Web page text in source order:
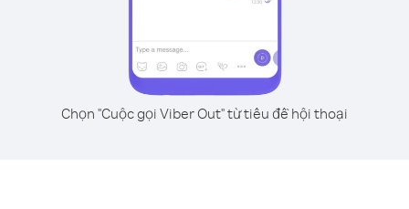
Chọn "Cuộc gọi Viber Out" từ tiêu đề hội thoại